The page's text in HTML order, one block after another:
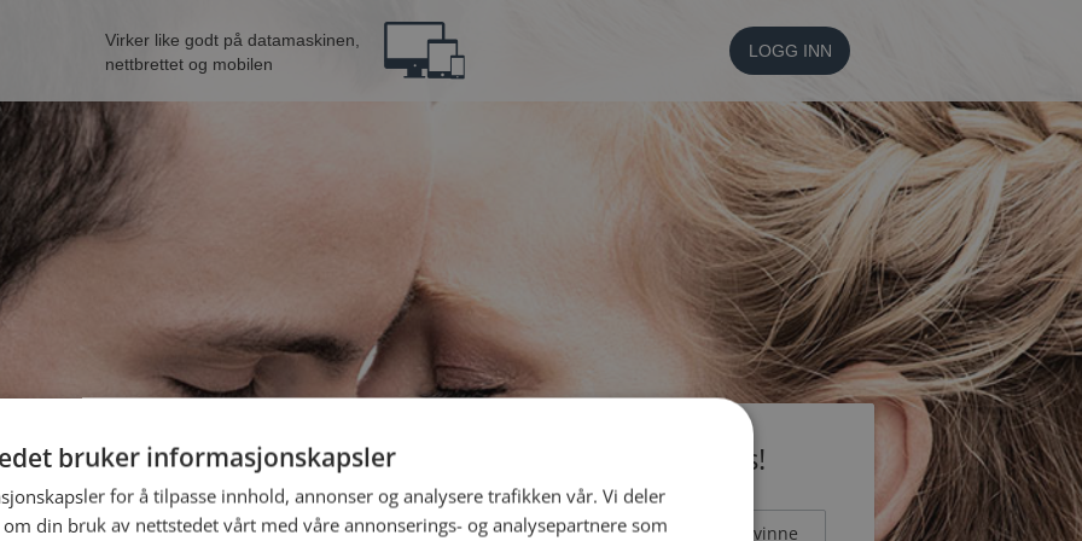
Virker like godt på datamaskinen,
nettbrettet og mobilen
LOGG INN
mann fra
Bli medlem gratis!
Jeg er en: Mann Kvinne
bruker informasjonskapsler
for å tilpasse innhold, annonser og analysere trafikken vår. Vi deler
din bruk av nettstedet vårt med våre annonserings- og analysepartnere som